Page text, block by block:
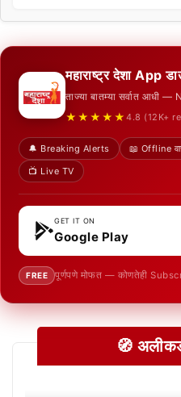
महाराष्ट्र देशा App
ताज्या बातम्या सर्वात
★★★★★ 4.8 (12K+
🔔 Breaking Alerts 📖 Offline
📺 Live TV
GET IT ON
Google Play
FREE पूर्णपणे मोफत — कोणतेही
🧭